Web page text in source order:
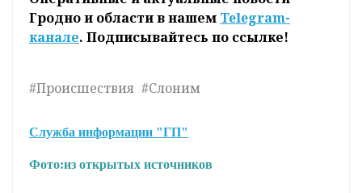
Гродно и области в нашем Telegram-
канале. Подписывайтесь по ссылке!
#Происшествия #Слоним
Служба информации "ГП"
Фото:из открытых источников